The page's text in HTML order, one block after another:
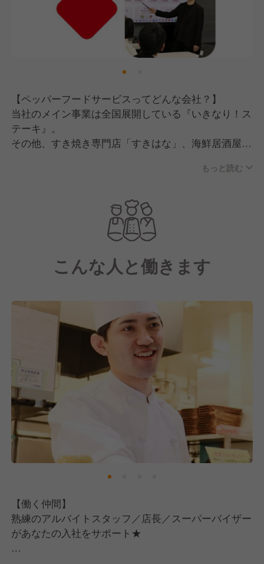
【ペッパーフードサービスってどんな会社？】
当社のメイン事業は全国展開している『いきなり！ス
テーキ』。
その他、すき焼き専門店「すきはな」、海鮮居酒屋
もっと読む
こんな人と働きます
【働く仲間】
熟練のアルバイトスタッフ／店長／スーパーバイザー
があなたの入社をサポート★